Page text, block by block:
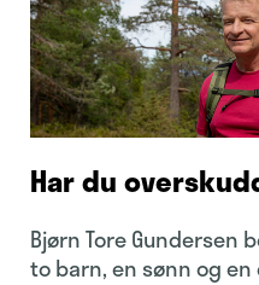
Har du
Bjørn Tore Gundersen
to barn, en sønn og